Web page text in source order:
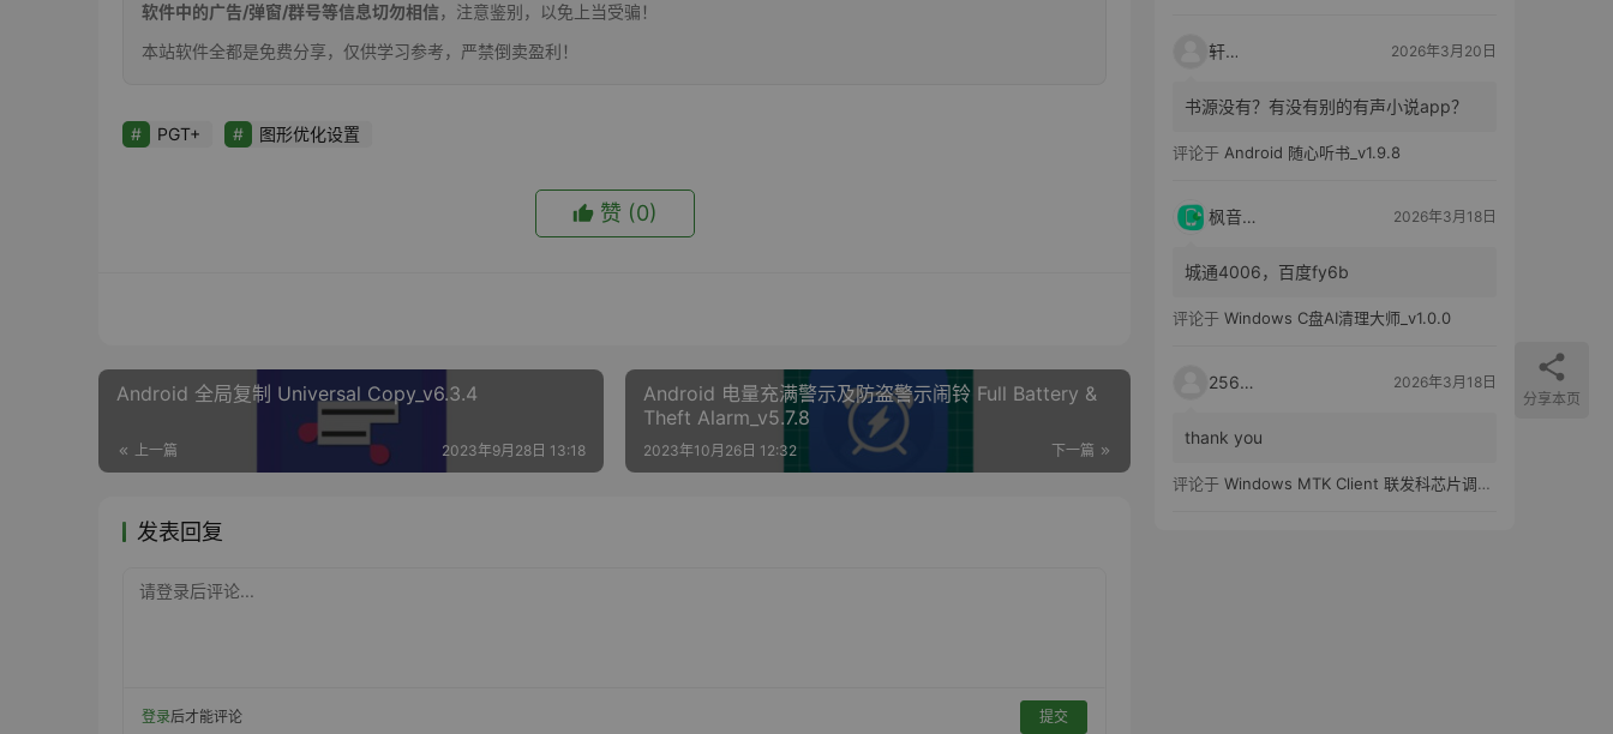
软件中的广告/弹窗/群号等信息切勿相信，注意鉴别，以免上当受骗！
本站软件全都是免费分享，仅供学习参考，严禁倒卖盈利！
PGT+ 图形优化设置
赞 (0)
Android 全局复制 Universal Copy_v6.3.4
上一篇 2023年9月28日 13:18
Android 电量充满警示及防盗警示闹铃 Full Battery &
Theft Alarm_v5.7.8
下一篇
2023年10月26日 12:32
发表回复
请登录后评论...
登录后才能评论 提交
轩爸 2026年3月20日
书源没有？有没有别的有声小说app？
评论于 Android 随心听书_v1.9.8
枫音应用 2026年3月18日
城通4006，百度fy6b
评论于 Windows C盘AI清理大师_v1.0.0
25651 2026年3月18日
thank you
评论于 Windows MTK Client 联发科芯片调试工具_v2.01 汉化版
分享本页